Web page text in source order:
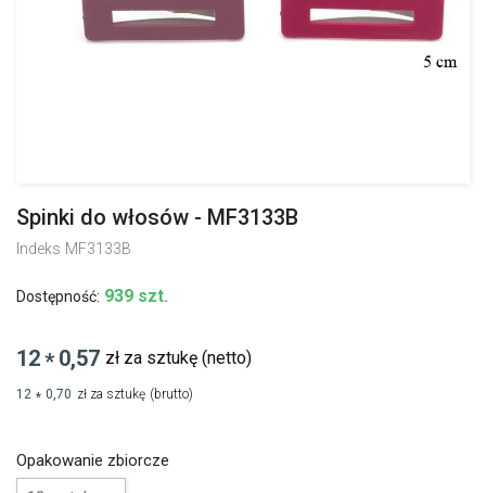
Spinki do włosów - MF3133B
Indeks MF3133B
Dostępność: 939 szt.
12* 0,57 zł za sztukę (netto)
12 * 0,70 zł za sztukę (brutto)
Opakowanie zbiorcze